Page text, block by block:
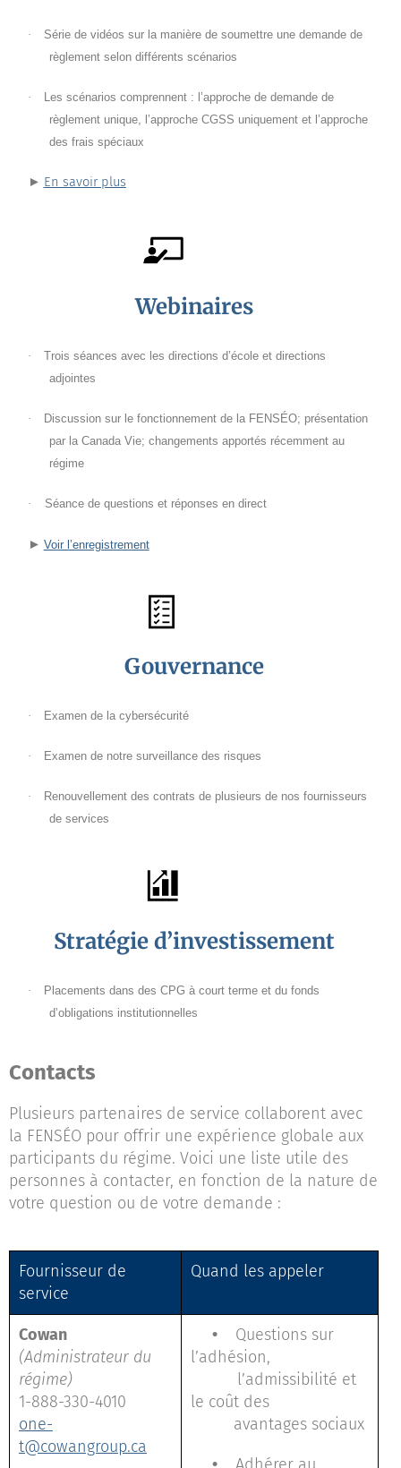
·
Série de vidéos sur la manière de soumettre une demande de
règlement selon différents scénarios
·
Les scénarios comprennent : l’approche de demande de
règlement unique, l’approche CGSS uniquement et l’approche
des frais spéciaux
► En savoir plus
Webinaires
·
Trois séances avec les directions d’école et directions
adjointes
·
Discussion sur le fonctionnement de la FENSÉO; présentation
par la Canada Vie; changements apportés récemment au
régime
· Séance de questions et réponses en direct
► Voir l’enregistrement
Gouvernance
· Examen de la cybersécurité
· Examen de notre surveillance des risques
·
Renouvellement des contrats de plusieurs de nos fournisseurs
de services
Stratégie d’investissement
·
Placements dans des CPG à court terme et du fonds
d’obligations institutionnelles
Contacts
Plusieurs partenaires de service collaborent avec
la FENSÉO pour offrir une expérience globale aux
participants du régime. Voici une liste utile des
personnes à contacter, en fonction de la nature de
votre question ou de votre demande :
Fournisseur de
service
Quand les appeler
Cowan
(Administrateur du
régime)
1-888-330-4010
one-
t@cowangroup.ca
• Questions sur
l’adhésion,
l’admissibilité et
le coût des
avantages sociaux
• Adhérer au